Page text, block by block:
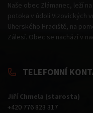
Naše obec Zlámanec, leží
potoka v údolí Vizovických
Uherského Hradiště, na
Zálesí. Obec se nachází v
TELEFONNÍ
Jiří Chmela (starosta)
+420 776 823 317